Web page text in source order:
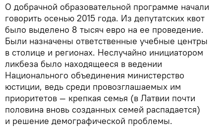
О добрачной образовательной программе начали
говорить осенью 2015 года. Из депутатских квот
было выделено 8 тысяч евро на ее проведение.
Были назначены ответственные учебные центры
в столице и регионах. Неслучайно инициатором
ликбеза было находящееся в ведении
Национального объединения министерство
юстиции, ведь среди провозглашаемых им
приоритетов — крепкая семья (в Латвии почти
половина вновь созданных семей распадается)
и решение демографической проблемы.